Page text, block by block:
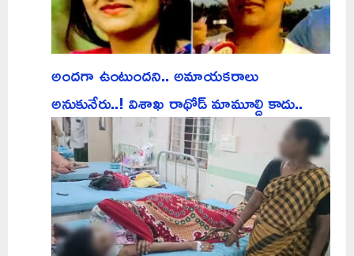
అందగా ఉంటుందని.. అమాయకరాలు
అనుకునేరు..! విశాఖ రాథోడ్ మామూల్ది కాదు..